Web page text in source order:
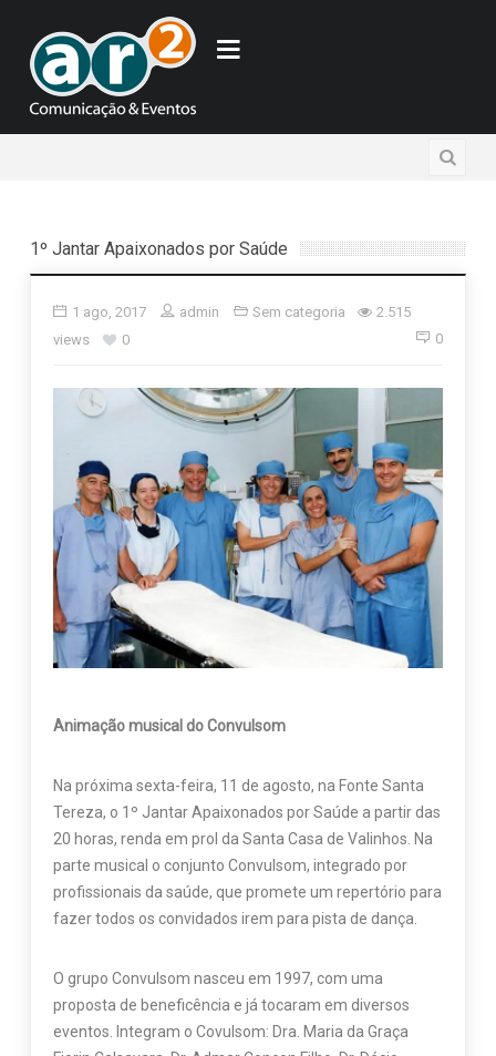
1º Jantar Apaixonados por Saúde
1 ago, 2017 admin Sem categoria
2.515
views
0 0
Animação musical do Convulsom
Na próxima sexta-feira, 11 de agosto, na Fonte Santa
Tereza, o 1º Jantar Apaixonados por Saúde a partir das
20 horas, renda em prol da Santa Casa de Valinhos. Na
parte musical o conjunto Convulsom, integrado por
profissionais da saúde, que promete um repertório para
fazer todos os convidados irem para pista de dança.
O grupo Convulsom nasceu em 1997, com uma
proposta de beneficência e já tocaram em diversos
eventos. Integram o Covulsom: Dra. Maria da Graça